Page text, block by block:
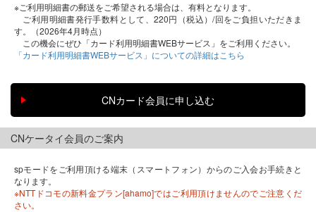
※ご利用明細書の郵送をご希望される場合は、有料となります。
ご利用明細書発行手数料として、220円（税込）/回をご負担いただきま
す。（2026年4月時点）
この機会にぜひ「カード利用明細書WEBサービス」をご利用ください。
「カード利用明細書WEBサービス」についての詳細はこちら
CNケータイ会員のご案内
spモードをご利用頂ける端末（スマートフォン）からのご入会お手続きと
なります。
※NTTドコモの新料金プラン[ahamo]ではご利用頂けませんのでご注意くだ
さい。